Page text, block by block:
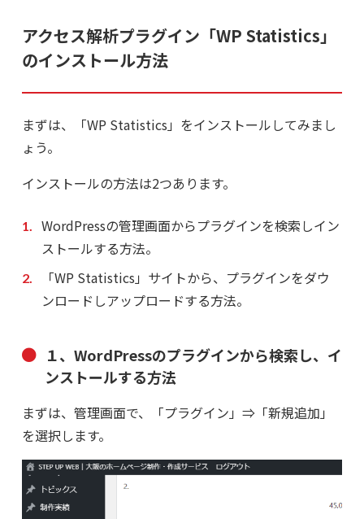
アクセス解析プラグイン「WP Statistics」
のインストール方法
まずは、「WP Statistics」をインストールしてみまし
ょう。
インストールの方法は2つあります。
WordPressの管理画面からプラグインを検索しイン
ストールする方法。
「WP Statistics」サイトから、プラグインをダウ
ンロードしアップロードする方法。
１、WordPressのプラグインから検索し、イ
ンストールする方法
まずは、管理画面で、「プラグイン」⇒「新規追加」
を選択します。